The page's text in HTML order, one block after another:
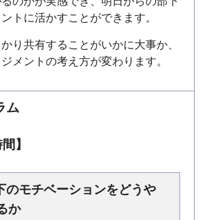
トに活かすことができます。
り共有することがいかに大事か、
メントの考え方が変わります。
ム
】
のモチベーションをどうや
か